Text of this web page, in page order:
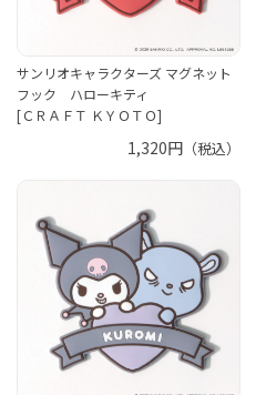
サンリオキャラクターズ マグネット
フック ハローキティ
[ＣＲＡＦＴ ＫＹＯＴＯ]
1,320円（税込）